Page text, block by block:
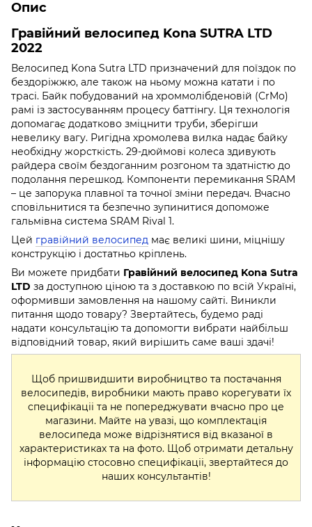
Опис
Гравійний велосипед Kona SUTRA LTD
2022
Велосипед Kona Sutra LTD призначений для поїздок по
бездоріжжю, але також на ньому можна катати і по
трасі. Байк побудований на хроммолібденовій (CrMo)
рамі із застосуванням процесу баттінгу. Ця технологія
допомагає додатково зміцнити труби, зберігши
невелику вагу. Ригідна хромолева вилка надає байку
необхідну жорсткість. 29-дюймові колеса здивують
райдера своїм бездоганним розгоном та здатністю до
подолання перешкод. Компоненти перемикання SRAM
– це запорука плавної та точної зміни передач. Вчасно
сповільнитися та безпечно зупинитися допоможе
гальмівна система SRAM Rival 1.
Цей гравійний велосипед має великі шини, міцнішу
конструкцію і достатньо кріплень.
Ви можете придбати Гравійний велосипед Kona Sutra
LTD за доступною ціною та з доставкою по всій Україні,
оформивши замовлення на нашому сайті. Виникли
питання щодо товару? Звертайтесь, будемо раді
надати консультацію та допомогти вибрати найбільш
відповідний товар, який вирішить саме ваші здачі!
Щоб пришвидшити виробництво та постачання
велосипедів, виробники мають право корегувати їх
специфікаціі та не попереджувати вчасно про це
магазини. Майте на увазі, що комплектація
велосипеда може відрізнятися від вказаної в
характеристиках та на фото. Щоб отримати детальну
інформацію стосовно специфікаціі, звертайтеся до
наших консультантів!